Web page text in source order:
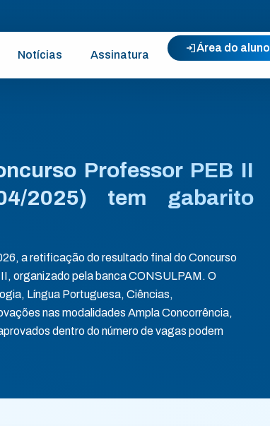
Notícias Assinatura
Área do aluno
Professor PEB II
2025) tem gabarito
a retificação do resultado final do Concurso
organizado pela banca CONSULPAM. O
Língua Portuguesa, Ciências,
nas modalidades Ampla Concorrência,
dentro do número de vagas podem